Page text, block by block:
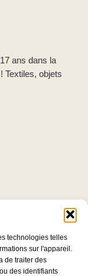
technologies telles
sur l'appareil.
de traiter des
des identifiants
ans dans la
Textiles, objets